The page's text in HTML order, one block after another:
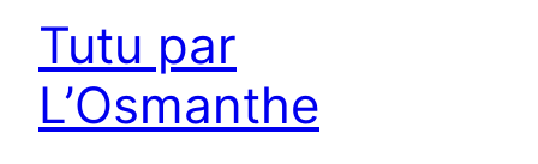
Tutu par
L’Osmanthe